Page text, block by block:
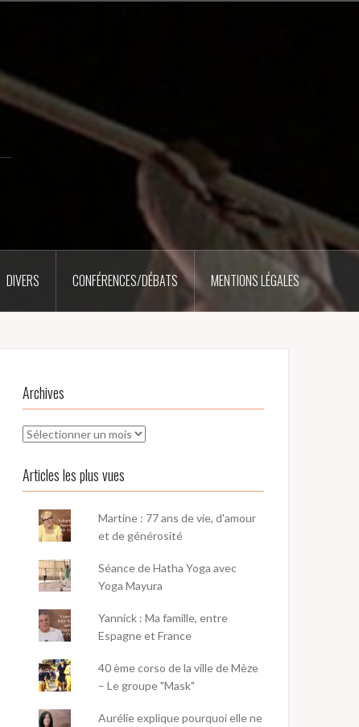
DIVERS CONFÉRENCES/DÉBATS MENTIONS LÉGALES
Archives
Archives
Articles les plus vues
Martine : 77 ans de vie, d'amour
et de générosité
Séance de Hatha Yoga avec
Yoga Mayura
Yannick : Ma famille, entre
Espagne et France
40 ème corso de la ville de Mèze
– Le groupe "Mask"
Aurélie explique pourquoi elle ne